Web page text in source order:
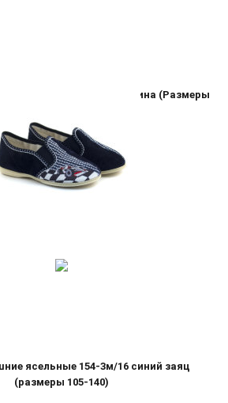
дошкольные 399-2м машина (Размеры
350Р
В корзину
ясельные 154-3м/16 синий заяц
(размеры 105-140)